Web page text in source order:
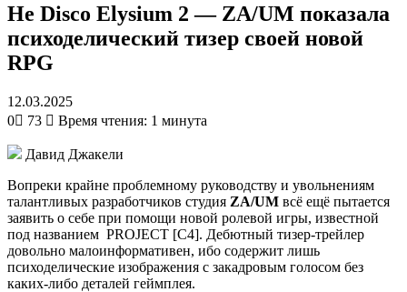
Не Disco Elysium 2 — ZA/UM показала
психоделический тизер своей новой
RPG
12.03.2025
0
73 Время чтения: 1 минута
Давид Джакели
Вопреки крайне проблемному руководству и увольнениям
талантливых разработчиков студия ZA/UM всё ещё пытается
заявить о себе при помощи новой ролевой игры, известной
под названием PROJECT [C4]. Дебютный тизер-трейлер
довольно малоинформативен, ибо содержит лишь
психоделические изображения с закадровым голосом без
каких-либо деталей геймплея.